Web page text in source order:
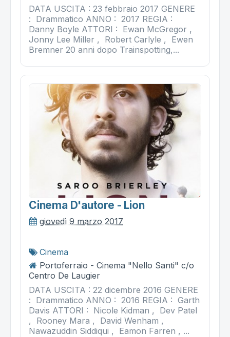
DATA USCITA : 23 febbraio 2017 GENERE
: Drammatico ANNO : 2017 REGIA :
Danny Boyle ATTORI : Ewan McGregor ,
Jonny Lee Miller , Robert Carlyle , Ewen
Bremner 20 anni dopo Trainspotting,...
Cinema D'autore - Lion
giovedì 9 marzo 2017
Cinema
Portoferraio - Cinema "Nello Santi" c/o
Centro De Laugier
DATA USCITA : 22 dicembre 2016 GENERE
: Drammatico ANNO : 2016 REGIA : Garth
Davis ATTORI : Nicole Kidman , Dev Patel
, Rooney Mara , David Wenham ,
Nawazuddin Siddiqui , Eamon Farren , ...